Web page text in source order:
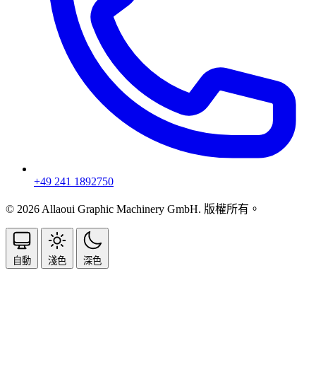
+49 241 1892750
© 2026 Allaoui Graphic Machinery GmbH. 版權所有。
自動 淺色 深色